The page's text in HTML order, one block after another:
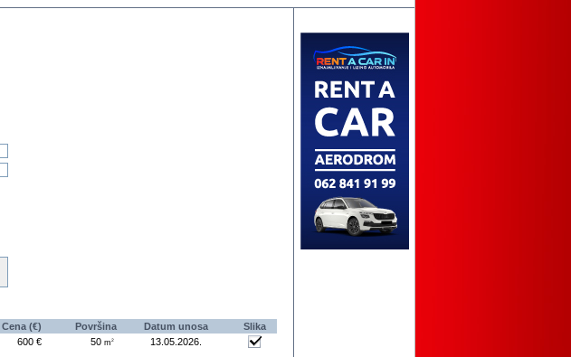
Cena (€) Površina Datum unosa
Slika
600 € 50 m2 13.05.2026.